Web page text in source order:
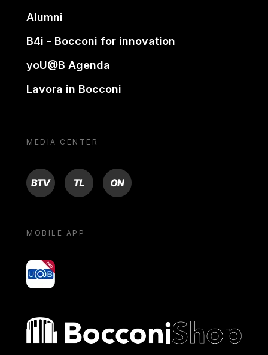
Alumni
B4i - Bocconi for innovation
yoU@B Agenda
Lavora in Bocconi
MEDIA CENTER
BTV TL ON
MOBILE APP
yoU@B
Bocconi shop